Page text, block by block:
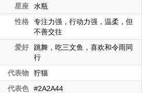
星座
水瓶
性格
专注力强，行动力强，温柔，但
不善交往
爱好
跳舞，吃三文鱼，喜欢和令雨同
行
代表物
狞猫
代表色
#2A2A44